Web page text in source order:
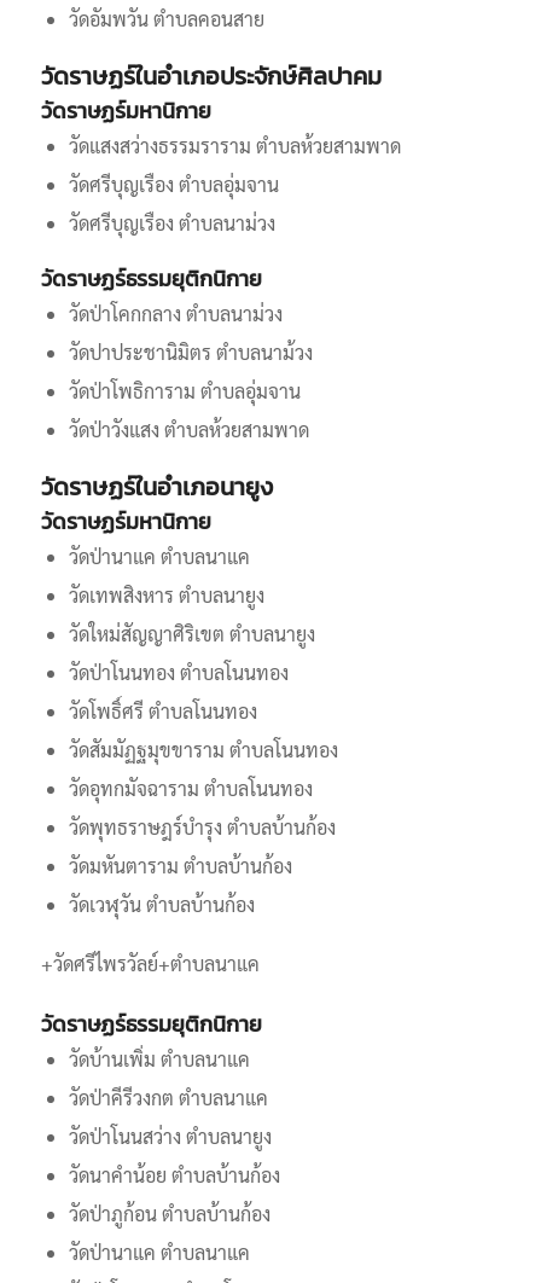
วัดอัมพวัน ตําบลคอนสาย
วัดราษฏร์ในอำเภอประจักษ์ศิลปาคม
วัดราษฏร์มหานิกาย
วัดแสงสว่างธรรมราราม ตำบลห้วยสามพาด
วัดศรีบุญเรือง ตำบลอุ่มจาน
วัดศรีบุญเรือง ตำบลนาม่วง
วัดราษฏร์ธรรมยุติกนิกาย
วัดป่าโคกกลาง ตําบลนาม่วง
วัดปาประชานิมิตร ตําบลนาม้วง
วัดป่าโพธิการาม ตําบลอุ่มจาน
วัดป่าวังแสง ตําบลห้วยสามพาด
วัดราษฏร์ในอำเภอนายูง
วัดราษฏร์มหานิกาย
วัดป่านาแค ตำบลนาแค
วัดเทพสิงหาร ตำบลนายูง
วัดใหม่สัญญาศิริเขต ตำบลนายูง
วัดป่าโนนทอง ตำบลโนนทอง
วัดโพธิ์ศรี ตำบลโนนทอง
วัดสัมมัฏฐมุขขาราม ตำบลโนนทอง
วัดอุทกมัจฉาราม ตำบลโนนทอง
วัดพุทธราษฎร์บำรุง ตำบลบ้านก้อง
วัดมหันตาราม ตำบลบ้านก้อง
วัดเวฬุวัน ตำบลบ้านก้อง
+วัดศรีไพรวัลย์+ตำบลนาแค
วัดราษฏร์ธรรมยุติกนิกาย
วัดบ้านเพิ่ม ตำบลนาแค
วัดป่าคีรีวงกต ตำบลนาแค
วัดป่าโนนสว่าง ตำบลนายูง
วัดนาคำน้อย ตำบลบ้านก้อง
วัดป่าภูก้อน ตำบลบ้านก้อง
วัดป่านาแค ตําบลนาแค